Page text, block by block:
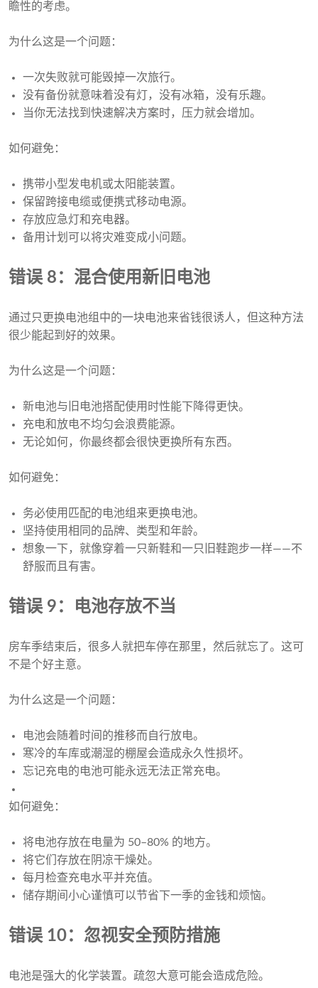
瞻性的考虑。
为什么这是一个问题：
一次失败就可能毁掉一次旅行。
没有备份就意味着没有灯，没有冰箱，没有乐趣。
当你无法找到快速解决方案时，压力就会增加。
如何避免：
携带小型发电机或太阳能装置。
保留跨接电缆或便携式移动电源。
存放应急灯和充电器。
备用计划可以将灾难变成小问题。
错误 8：混合使用新旧电池
通过只更换电池组中的一块电池来省钱很诱人，但这种方法
很少能起到好的效果。
为什么这是一个问题：
新电池与旧电池搭配使用时性能下降得更快。
充电和放电不均匀会浪费能源。
无论如何，你最终都会很快更换所有东西。
如何避免：
务必使用匹配的电池组来更换电池。
坚持使用相同的品牌、类型和年龄。
想象一下，就像穿着一只新鞋和一只旧鞋跑步一样——不
舒服而且有害。
错误 9：电池存放不当
房车季结束后，很多人就把车停在那里，然后就忘了。这可
不是个好主意。
为什么这是一个问题：
电池会随着时间的推移而自行放电。
寒冷的车库或潮湿的棚屋会造成永久性损坏。
忘记充电的电池可能永远无法正常充电。
如何避免：
将电池存放在电量为 50–80% 的地方。
将它们存放在阴凉干燥处。
每月检查充电水平并充值。
储存期间小心谨慎可以节省下一季的金钱和烦恼。
错误 10：忽视安全预防措施
电池是强大的化学装置。疏忽大意可能会造成危险。